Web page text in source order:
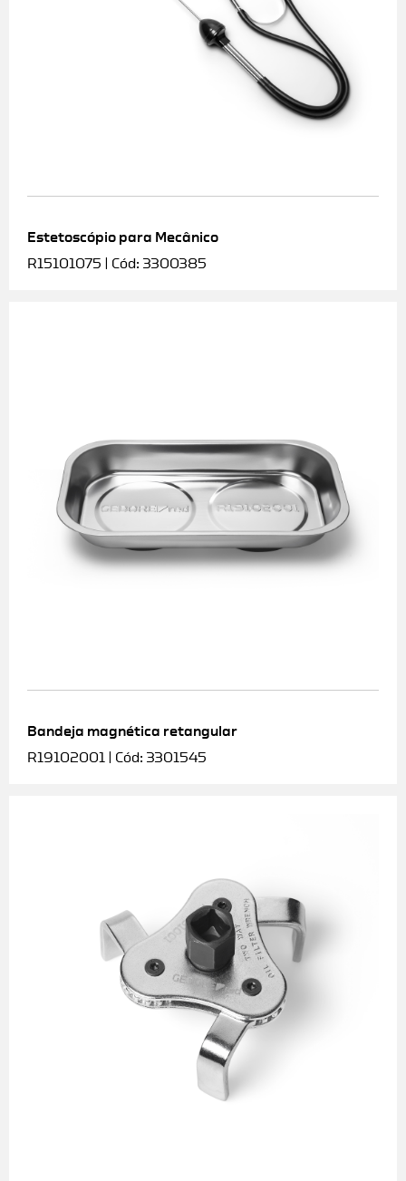
Estetoscópio para Mecânico
R15101075 | Cód: 3300385
Bandeja magnética retangular
R19102001 | Cód: 3301545